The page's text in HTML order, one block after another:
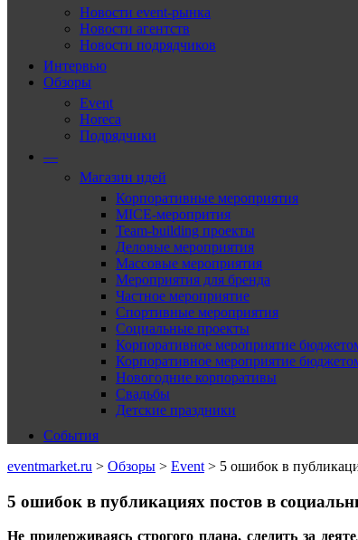
Новости event-рынка
Новости агентств
Новости подрядчиков
Интервью
Обзоры
Event
Horeca
Подрядчики
—
Магазин идей
Корпоративные мероприятия
MICE-меропрития
Team-building проекты
Деловые мероприятия
Массовые мероприятия
Мероприятия для бренда
Частное мероприятие
Спортивные мероприятия
Социальные проекты
Корпоративное мероприятие
Корпоративное мероприятие
Новогодние корпоративы
Свадьбы
Детские праздники
События
eventmarket.ru > Обзоры > Event > 5 ошибок в
5 ошибок в публикациях постов в
Не придерживаясь строгого плана, следить за